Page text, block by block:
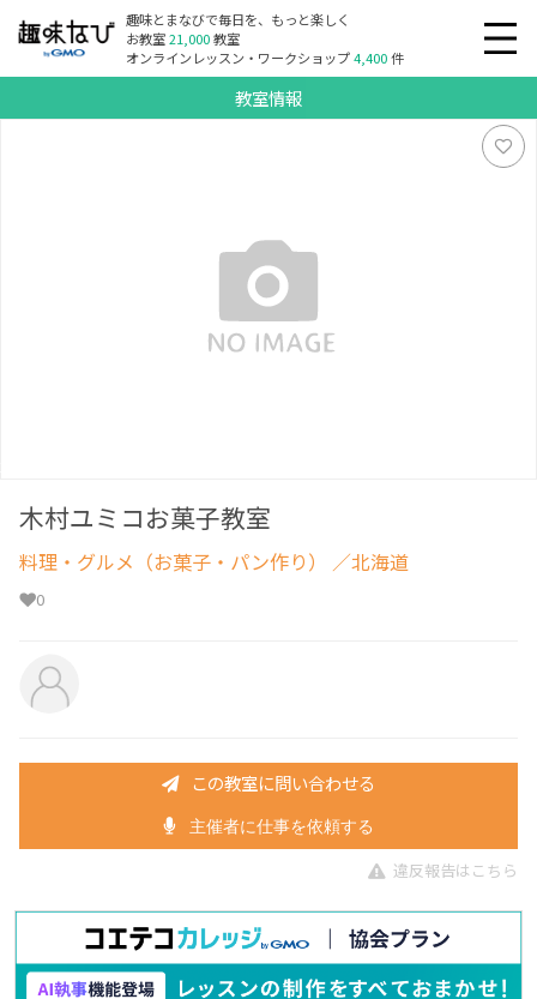
趣味とまなびで毎日を、もっと楽しく
お教室21,000教室
オンラインレッスン・ワークショップ4,400件
教室情報
木村ユミコお菓子教室
料理・グルメ（お菓子・パン作り） ／北海道
0
この教室に問い合わせる
主催者に仕事を依頼する
違反報告はこちら